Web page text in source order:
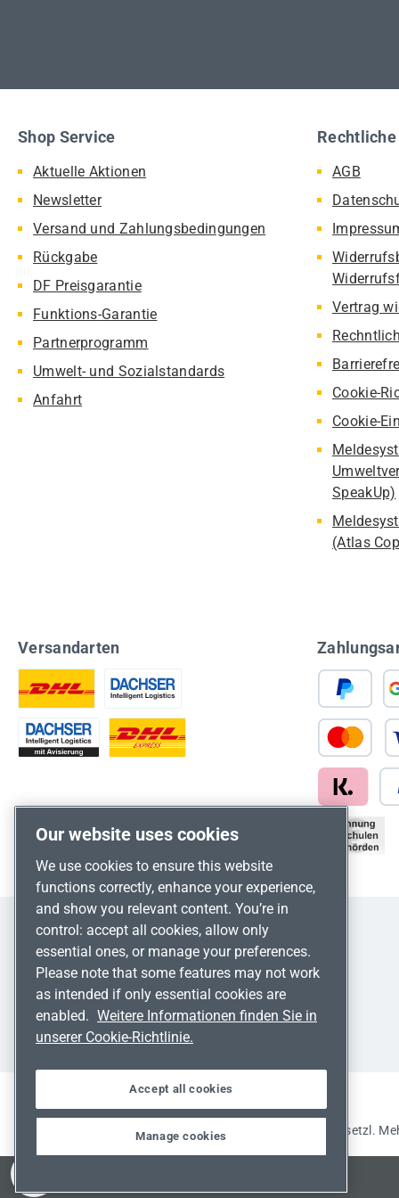
Shop Service
Aktuelle Aktionen
Newsletter
Versand und Zahlungsbedingungen
Rückgabe
DF Preisgarantie
Funktions-Garantie
Partnerprogramm
Umwelt- und Sozialstandards
Anfahrt
AGB
Vertrag
Cookie-
Cookie-
SpeakUp)
(Atlas
Versandarten
Alle Preise inkl. gesetzl.
Our website uses cookies
We use cookies to ensure this website
functions correctly, enhance your experience,
and show you relevant content. You’re in
control: accept all cookies, allow only
essential ones, or manage your preferences.
Please note that some features may not work
as intended if only essential cookies are
enabled. Weitere Informationen finden Sie in
unserer Cookie-Richtlinie.
Accept all cookies
Manage cookies